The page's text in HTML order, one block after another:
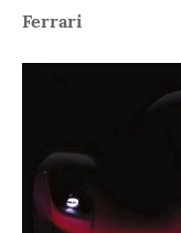
Ferrari